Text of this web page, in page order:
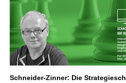
Schneider-Zinner: Die